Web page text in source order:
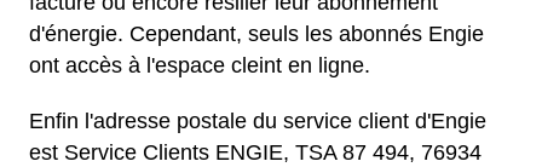
d'énergie. Cependant, seuls les abonnés Engie
ont accès à l'espace cleint en ligne.
Enfin l'adresse postale du service client d'Engie
est Service Clients ENGIE, TSA 87 494, 76934